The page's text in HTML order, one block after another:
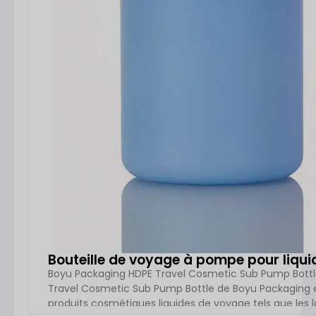
Bouteille de voyage à pompe pour
Boyu Packaging HDPE Travel Cosmetic Sub Pump
Travel Cosmetic Sub Pump Bottle de Boyu
produits cosmétiques liquides de voyage tels que les